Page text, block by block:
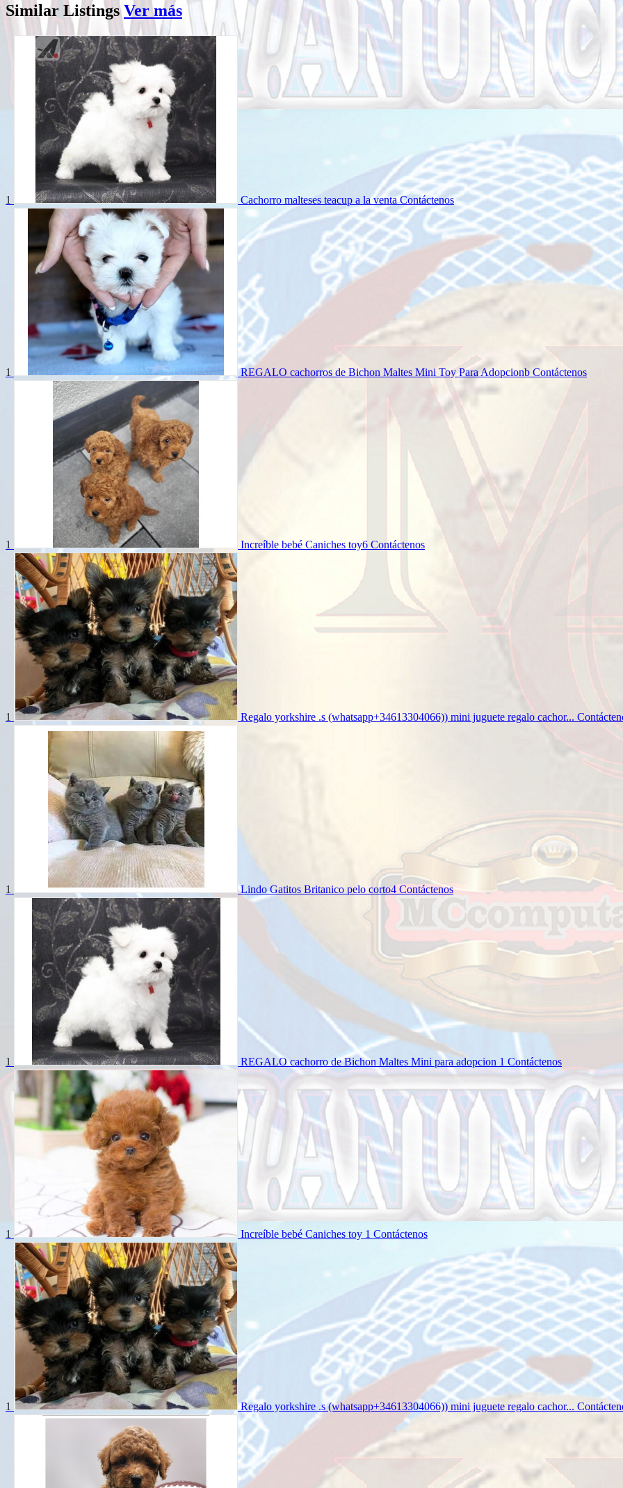
Similar Listings Ver más
1 Cachorro malteses teacup a la venta Contáctenos
1 REGALO cachorros de Bichon Maltes Mini Toy Para Adopcionb Contáctenos
1 Increíble bebé Caniches toy6 Contáctenos
1 Regalo yorkshire .s (whatsapp+34613304066)) mini juguete regalo cachor...
1 Lindo Gatitos Britanico pelo corto4 Contáctenos
1 REGALO cachorro de Bichon Maltes Mini para adopcion 1 Contáctenos
1 Increíble bebé Caniches toy 1 Contáctenos
1 Regalo yorkshire .s (whatsapp+34613304066)) mini juguete regalo cachor...